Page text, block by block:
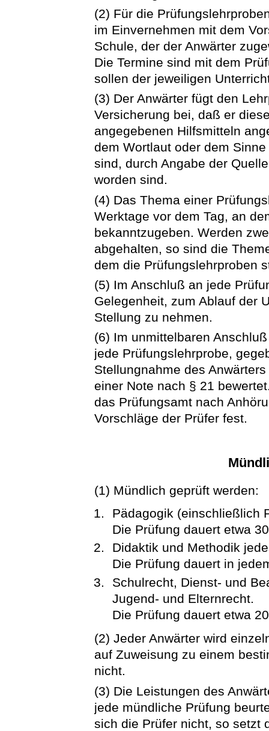
(2) Für die
im Einvernehmen mit dem
Schule, der der Anwärter
Die Termine sind mit dem
sollen der jeweiligen
(3) Der Anwärter fügt den
Versicherung bei, daß er
angegebenen Hilfsmitteln
dem Wortlaut oder dem
sind, durch Angabe der
worden sind.
(4) Das Thema einer
Werktage vor dem Tag, an
bekanntzugeben. Werden
abgehalten, so sind die
dem die Prüfungslehrproben
(5) Im Anschluß an jede
Gelegenheit, zum Ablauf der
Stellung zu nehmen.
(6) Im unmittelbaren
jede Prüfungslehrprobe,
Stellungnahme des
einer Note nach § 21
das Prüfungsamt nach
Vorschläge der Prüfer fest.
(1) Mündlich geprüft werden:
Pädagogik (einschließlich
Die Prüfung dauert etwa
Didaktik und Methodik
Die Prüfung dauert in
Schulrecht, Dienst- und
Jugend- und Elternrecht.
Die Prüfung dauert etwa
(2) Jeder Anwärter wird
auf Zuweisung zu einem
nicht.
(3) Die Leistungen des
jede mündliche Prüfung
sich die Prüfer nicht, so setzt